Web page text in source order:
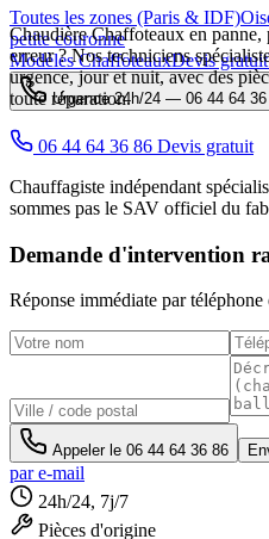
Toutes les zones (Paris & IDF)
petite couronne
Modèles ChaffoteauxDevis gratuit
Urgence 24h/24 — 06 44 64
Chaudière Chaffoteaux en
erreur ? Nos techniciens
urgence, jour et nuit, avec des
toute réparation.
06 44 64 36 86 Devis gratuit
Chauffagiste indépendant
sommes pas le SAV officiel du
Demande d'intervention
Réponse immédiate par
Appeler le 06 44 64 36 86
par e-mail
24h/24, 7j/7
Pièces d'origine